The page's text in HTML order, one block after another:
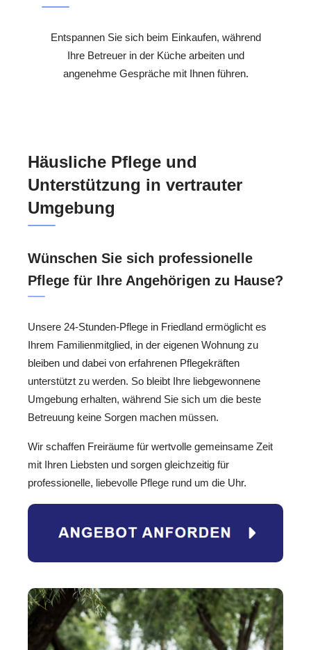
Entspannen Sie sich beim Einkaufen, während
Ihre Betreuer in der Küche arbeiten und
angenehme Gespräche mit Ihnen führen.
Häusliche Pflege und
Unterstützung in vertrauter
Umgebung
Wünschen Sie sich professionelle
Pflege für Ihre Angehörigen zu Hause?
Unsere 24-Stunden-Pflege in Friedland ermöglicht es
Ihrem Familienmitglied, in der eigenen Wohnung zu
bleiben und dabei von erfahrenen Pflegekräften
unterstützt zu werden. So bleibt Ihre liebgewonnene
Umgebung erhalten, während Sie sich um die beste
Betreuung keine Sorgen machen müssen.
Wir schaffen Freiräume für wertvolle gemeinsame Zeit
mit Ihren Liebsten und sorgen gleichzeitig für
professionelle, liebevolle Pflege rund um die Uhr.